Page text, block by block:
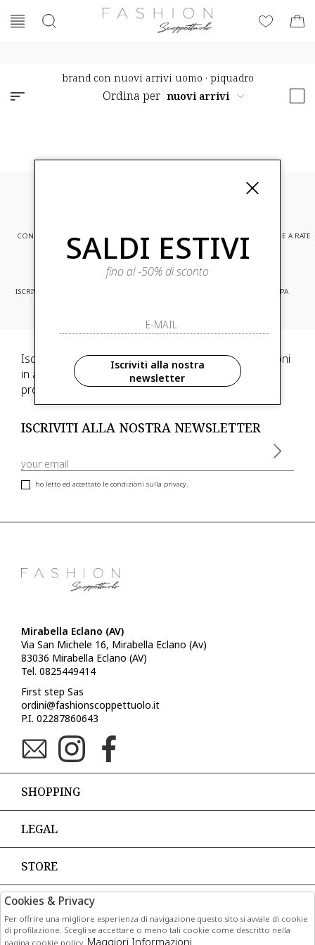
brand con nuovi arrivi uomo · piquadro
Ordina per
CONSEGNA EXPRESS ASSISTENZA CLIENTI PAGAMENTI SICURI E A RATE
ISCRIVITI ED ACCEDI A PROMOZIONI
CONSEGNA IN TUTTA EUROPA
Iscriviti alla newsletter e scegli di ricevere informazioni
in anteprima ed anticipazioni di collezioni, inoltre,
promozioni esclusive riservate ai nostri clienti VIP
ISCRIVITI ALLA NOSTRA NEWSLETTER
ho letto ed accettato le condizioni sulla privacy.
Mirabella Eclano (AV)
Via San Michele 16, Mirabella Eclano (Av)
83036 Mirabella Eclano (AV)
Tel. 0825449414
First step Sas
ordini@fashionscoppettuolo.it
P.I. 02287860643
SHOPPING
LEGAL
STORE
PAGAMENTI
SALDI ESTIVI
fino al -50% di sconto
Iscriviti alla nostra
newsletter
Cookies & Privacy
Per offrire una migliore esperienza di navigazione questo sito si avvale di cookie
di profilazione. Scegli se accettare o meno tali cookie come descritto nella
pagina cookie policy. Maggiori Informazioni